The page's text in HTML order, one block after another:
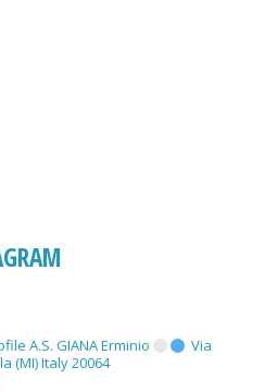
A.S. GIANA Erminio
Via
(MI) Italy 20064